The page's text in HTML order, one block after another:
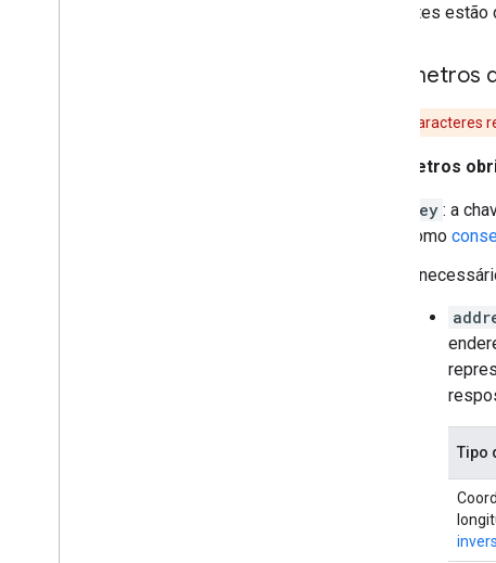
diferentes
Todos os caracteres
Parâmetros
key : a
como
É
Tipo